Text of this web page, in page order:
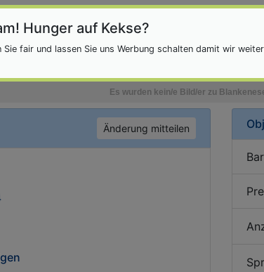
Hunger auf Kekse?
Sie fair und lassen Sie uns Werbung schalten damit wir
Änderung mitteilen